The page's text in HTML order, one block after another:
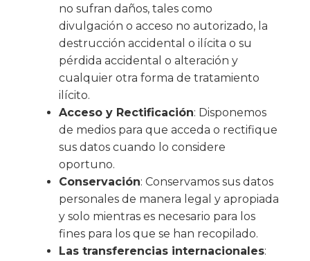
no sufran daños, tales como
divulgación o acceso no autorizado, la
destrucción accidental o ilícita o su
pérdida accidental o alteración y
cualquier otra forma de tratamiento
ilícito.
Acceso y Rectificación: Disponemos
de medios para que acceda o rectifique
sus datos cuando lo considere
oportuno.
Conservación: Conservamos sus datos
personales de manera legal y apropiada
y solo mientras es necesario para los
fines para los que se han recopilado.
Las transferencias internacionales: